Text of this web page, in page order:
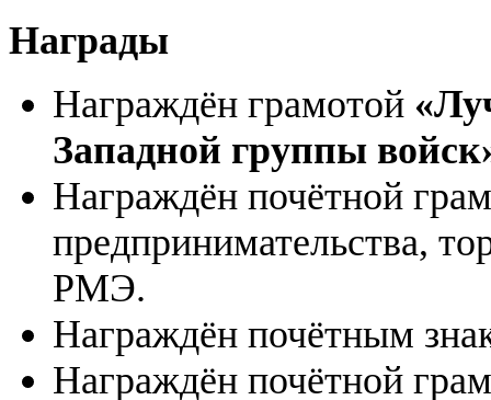
Награды
Награждён грамотой
Западной группы
Награждён почётной
предпринимательства,
РМЭ.
Награждён почётным
Награждён почётной